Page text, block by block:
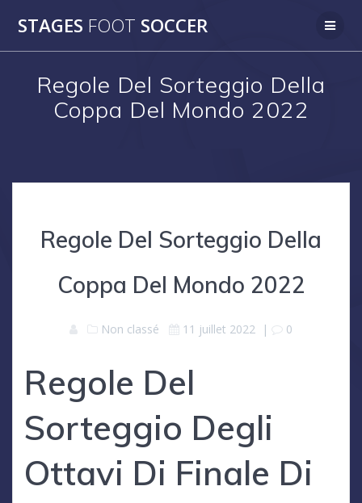
to
STAGES FOOT SOCCER
Regole Del Sorteggio Della
Coppa Del Mondo 2022
Regole Del Sorteggio Della
Coppa Del Mondo 2022
Non classé 11 juillet 2022 | 0
Regole Del
Sorteggio Degli
Ottavi Di Finale Di